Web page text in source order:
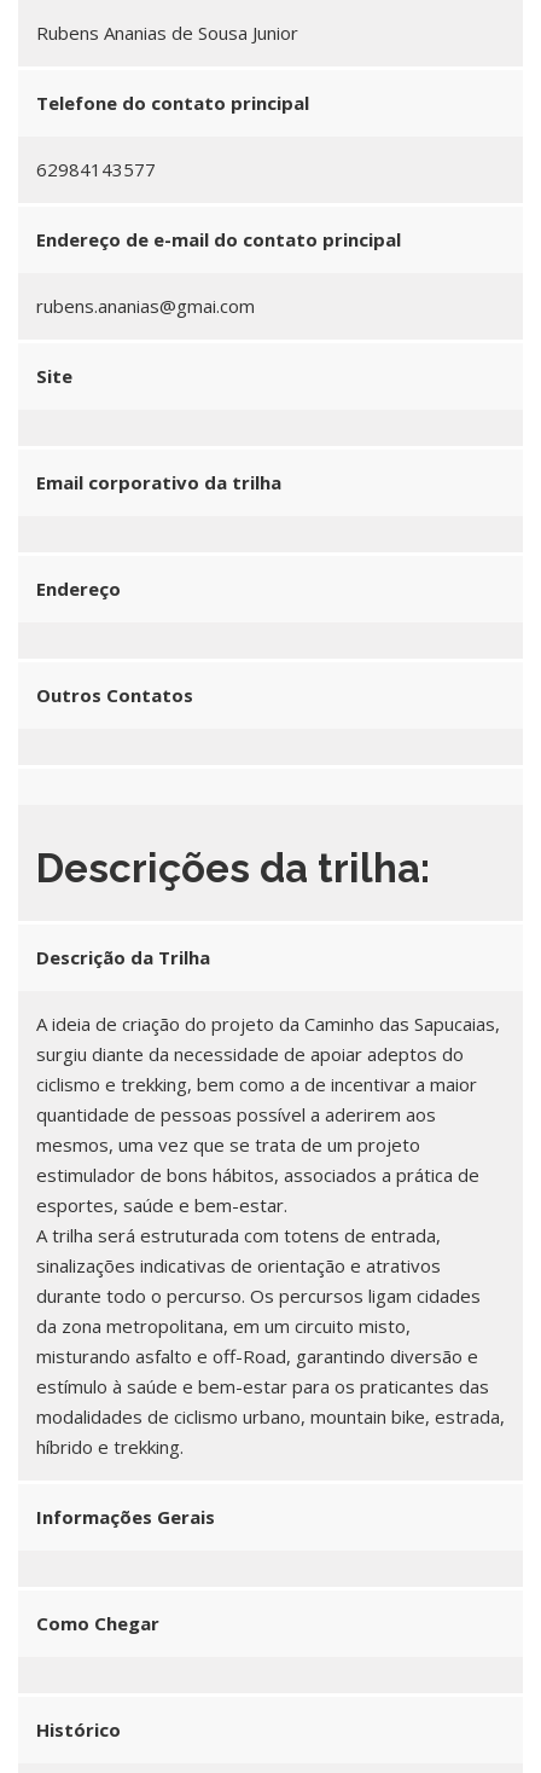
Rubens Ananias de Sousa Junior
Telefone do contato principal
62984143577
Endereço de e-mail do contato principal
rubens.ananias@gmai.com
Site
Email corporativo da trilha
Endereço
Outros Contatos
Descrições da trilha:
Descrição da Trilha
A ideia de criação do projeto da Caminho das Sapucaias,
surgiu diante da necessidade de apoiar adeptos do
ciclismo e trekking, bem como a de incentivar a maior
quantidade de pessoas possível a aderirem aos
mesmos, uma vez que se trata de um projeto
estimulador de bons hábitos, associados a prática de
esportes, saúde e bem-estar.
A trilha será estruturada com totens de entrada,
sinalizações indicativas de orientação e atrativos
durante todo o percurso. Os percursos ligam cidades
da zona metropolitana, em um circuito misto,
misturando asfalto e off-Road, garantindo diversão e
estímulo à saúde e bem-estar para os praticantes das
modalidades de ciclismo urbano, mountain bike, estrada,
híbrido e trekking.
Informações Gerais
Como Chegar
Histórico